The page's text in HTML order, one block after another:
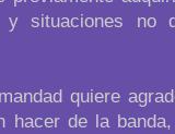
y situaciones no
quiere
hacer de la